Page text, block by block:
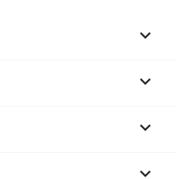



keyboard_arrow_down